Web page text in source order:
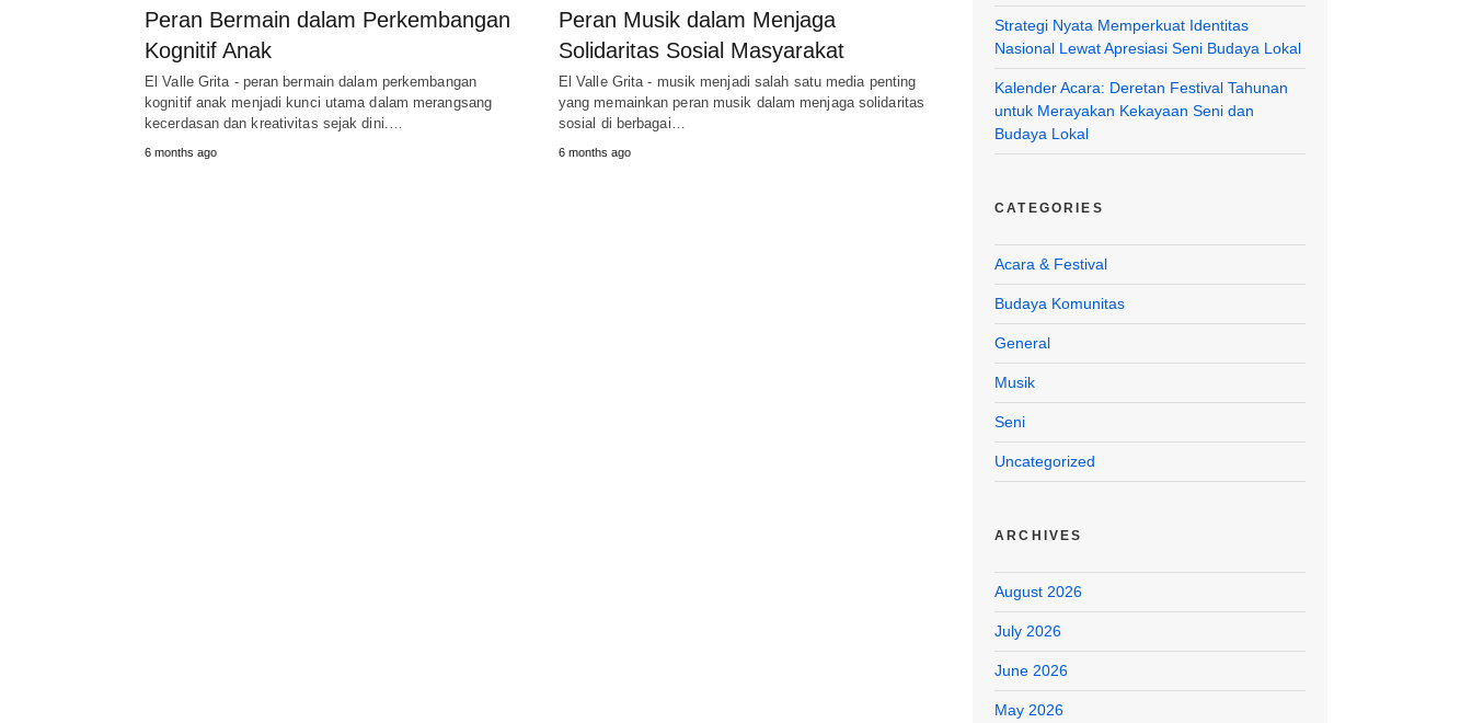
Peran Bermain dalam Perkembangan
Kognitif Anak
El Valle Grita - peran bermain dalam perkembangan
kognitif anak menjadi kunci utama dalam merangsang
kecerdasan dan kreativitas sejak dini.…
6 months ago
Peran Musik dalam Menjaga
Solidaritas Sosial Masyarakat
El Valle Grita - musik menjadi salah satu media penting
yang memainkan peran musik dalam menjaga solidaritas
sosial di berbagai…
6 months ago
Strategi Nyata Memperkuat Identitas
Nasional Lewat Apresiasi Seni Budaya Lokal
Kalender Acara: Deretan Festival Tahunan
untuk Merayakan Kekayaan Seni dan
Budaya Lokal
CATEGORIES
Acara & Festival
Budaya Komunitas
General
Musik
Seni
Uncategorized
ARCHIVES
August 2026
July 2026
June 2026
May 2026